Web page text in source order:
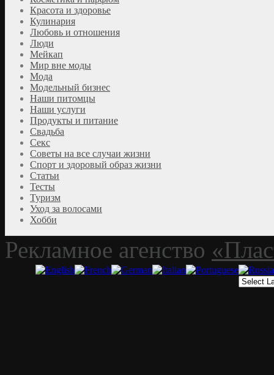
Красота и здоровье
Кулинария
Любовь и отношения
Люди
Мейкап
Мир вне моды
Мода
Модельный бизнес
Наши питомцы
Наши услуги
Продукты и питание
Свадьба
Секс
Советы на все случаи жизни
Спорт и здоровый образ жизни
Статьи
Тесты
Туризм
Уход за волосами
Хобби
Рекламное агенство